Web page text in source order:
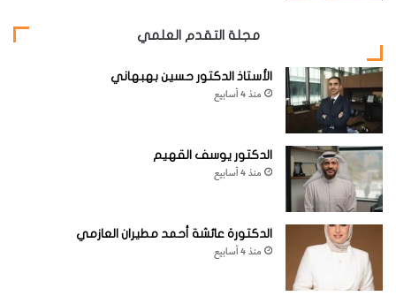
مجلة التقدم العلمي
الأستاذ الدكتور حسين بهبهاني
منذ 4 أسابيع
الدكتور يوسف القهيم
منذ 4 أسابيع
الدكتورة عائشة أحمد مطيران العازمي
منذ 4 أسابيع